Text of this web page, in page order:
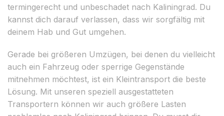
termingerecht und unbeschadet nach Kaliningrad. Du
kannst dich darauf verlassen, dass wir sorgfältig mit
deinem Hab und Gut umgehen.
Gerade bei größeren Umzügen, bei denen du vielleicht
auch ein Fahrzeug oder sperrige Gegenstände
mitnehmen möchtest, ist ein Kleintransport die beste
Lösung. Mit unseren speziell ausgestatteten
Transportern können wir auch größere Lasten